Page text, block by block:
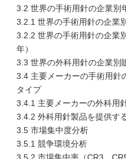
3.2 世界の手術用針の企業別
3.2.1 世界の手術用針の企業
3.2.2 世界の手術用針の企業
年）
3.3 世界の外科用針の企業別
3.4 主要メーカーの手術用針
タイプ
3.4.1 主要メーカーの外科用
3.4.2 外科用針製品を提供す
3.5 市場集中度分析
3.5.1 競争環境分析